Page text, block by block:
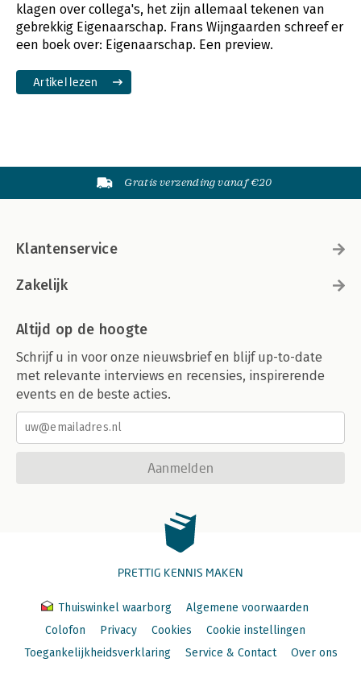
klagen over collega's, het zijn allemaal tekenen van
gebrekkig Eigenaarschap. Frans Wijngaarden schreef er
een boek over: Eigenaarschap. Een preview.
Artikel lezen
Gratis verzending vanaf €20
Klantenservice
Zakelijk
Altijd op de hoogte
Schrijf u in voor onze nieuwsbrief en blijf up-to-date
met relevante interviews en recensies, inspirerende
events en de beste acties.
Aanmelden
PRETTIG KENNIS MAKEN
Thuiswinkel waarborg
Algemene voorwaarden
Colofon
Privacy Cookies
Cookie instellingen
Toegankelijkheidsverklaring
Service & Contact Over ons